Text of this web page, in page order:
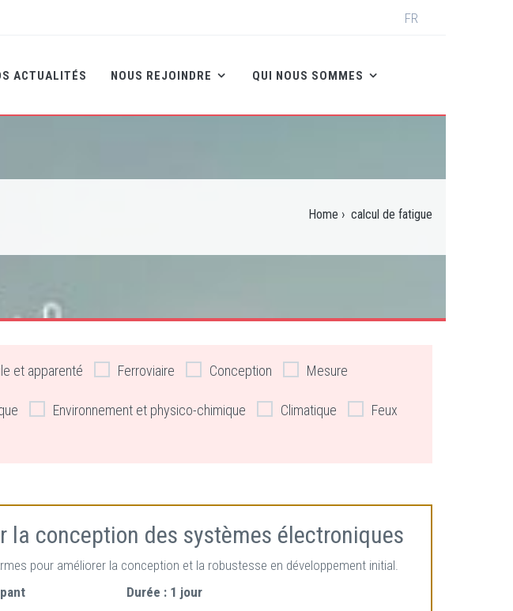
Select
FR
ACTUALITÉS NOUS REJOINDRE QUI NOUS SOMMES
Home › calcul de fatigue
et apparenté Ferroviaire Conception Mesure
Environnement et physico-chimique Climatique
Feux
conception des systèmes électroniques
pour améliorer la conception et la robustesse en développement initial.
Durée : 1 jour